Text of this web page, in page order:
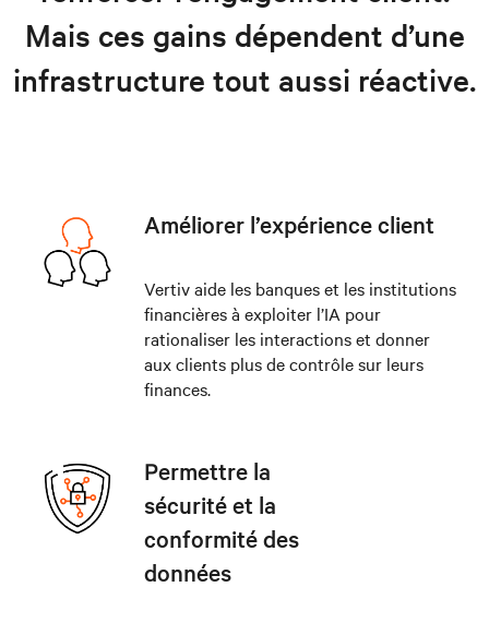
Mais ces gains dépendent d’une
infrastructure tout aussi réactive.
Améliorer l’expérience client
Vertiv aide les banques et les institutions
financières à exploiter l’IA pour
rationaliser les interactions et donner
aux clients plus de contrôle sur leurs
finances.
Permettre la
sécurité et la
conformité des
données